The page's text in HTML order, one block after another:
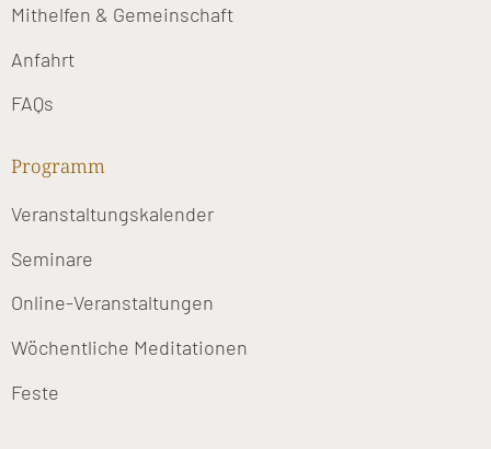
Mithelfen & Gemeinschaft
Anfahrt
FAQs
Programm
Veranstaltungskalender
Seminare
Online-Veranstaltungen
Wöchentliche Meditationen
Feste